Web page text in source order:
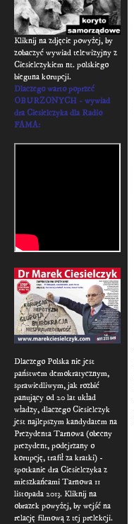
Kliknij na zdjęcie powyżej, by
zobaczyć wywiad telewizyjny z
Ciesielczykiem nt. polskiego
bieguna korupcji.
Dlaczego warto poprzeć
OBURZONYCH - wywiad
dra Ciesielczyka dla Radio
FAMA:
Dlaczego Polska nie jest
państwem demokratycznym,
sprawiedliwym, jak rozbić
panujący od 20 lat układ
władzy, dlaczego Ciesielczyk
jest najlepszym kandydatem na
Prezydenta Tarnowa (obecny
prezydent, podejrzany o
korupcję, trafił za kratki) -
spotkanie dra Ciesielczyka z
mieszkańcami Tarnowa 11
listopada 2013. Kliknij na
obrazek powyżej, by wejść na
relację filmową z tej prelekcji.